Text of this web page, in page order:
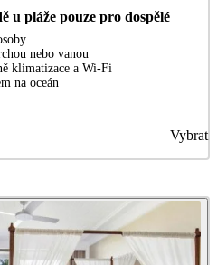
u pláže pouze pro dospělé
nebo vanou
klimatizace a Wi-Fi
na oceán
Vybrat